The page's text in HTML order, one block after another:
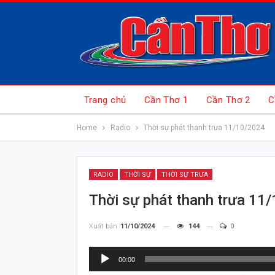
Trang chủ Cần Thơ 1 Cần Thơ 2
Home Radio Thời sự phát thanh trưa 11/10/2024
RADIO THỜI SỰ THỜI SỰ TRƯA
Thời sự phát thanh trưa
Xuất bản 11/10/2024 144 0
Trình
00:00